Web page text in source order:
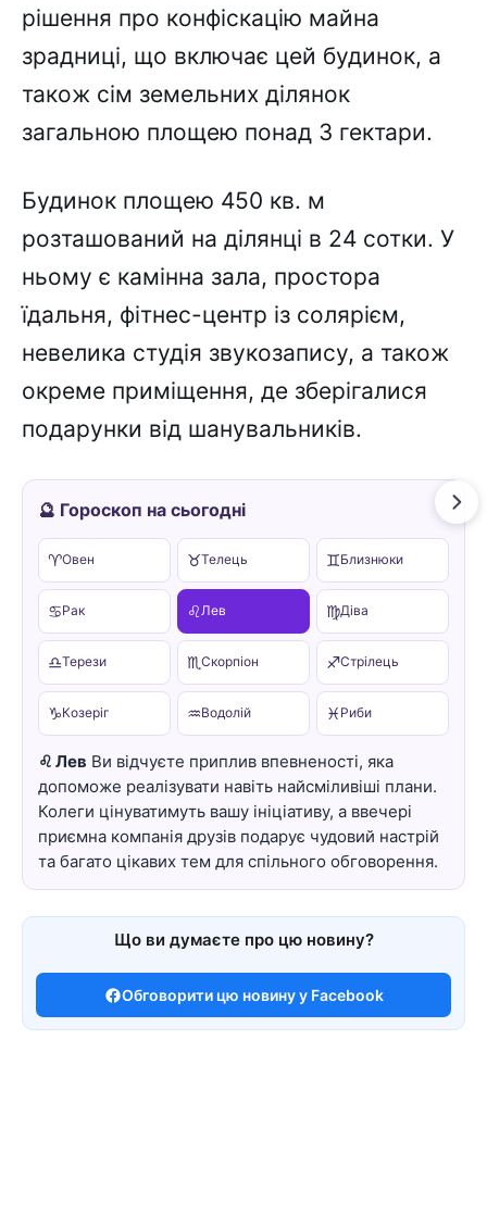
рішення про конфіскацію майна
зрадниці, що включає цей будинок, а
також сім земельних ділянок
загальною площею понад 3 гектари.
Будинок площею 450 кв. м
розташований на ділянці в 24 сотки. У
ньому є камінна зала, простора
їдальня, фітнес-центр із солярієм,
невелика студія звукозапису, а також
окреме приміщення, де зберігалися
подарунки від шанувальників.
🔮 Гороскоп на сьогодні
♈Овен ♉Телець ♊Близнюки
♋Рак ♌Лев ♍Діва
♎Терези ♏ Скорпіон ♐Стрілець
♑Козеріг ♒Водолій ♓ Риби
♌ Лев Ви відчуєте приплив впевненості, яка
допоможе реалізувати навіть найсміливіші плани.
Колеги цінуватимуть вашу ініціативу, а ввечері
приємна компанія друзів подарує чудовий настрій
та багато цікавих тем для спільного обговорення.
Що ви думаєте про цю новину?
Обговорити цю новину у Facebook